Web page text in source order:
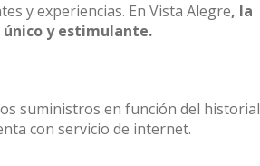
y experiencias. En Vista Alegre, la
y estimulante.
suministros en función del historial
con servicio de internet.